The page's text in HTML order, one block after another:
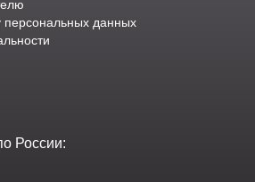
персональных данных
России: